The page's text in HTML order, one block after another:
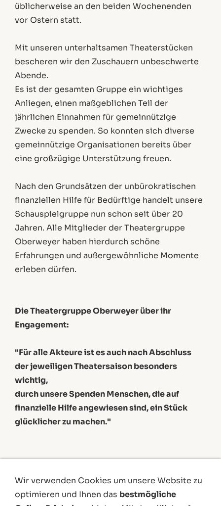
üblicherweise an den beiden Wochenenden
vor Ostern statt.
Mit unseren unterhaltsamen Theaterstücken
bescheren wir den Zuschauern unbeschwerte
Abende.
Es ist der gesamten Gruppe ein wichtiges
Anliegen, einen maßgeblichen Teil der
jährlichen Einnahmen für gemeinnützige
Zwecke zu spenden. So konnten sich diverse
gemeinnützige Organisationen bereits über
eine großzügige Unterstützung freuen.
Nach den Grundsätzen der unbürokratischen
finanziellen Hilfe für Bedürftige handelt unsere
Schauspielgruppe nun schon seit über 20
Jahren. Alle Mitglieder der Theatergruppe
Oberweyer haben hierdurch schöne
Erfahrungen und außergewöhnliche Momente
erleben dürfen.
Die Theatergruppe Oberweyer über ihr
Engagement:
"Für alle Akteure ist es auch nach Abschluss
der jeweiligen Theatersaison besonders
wichtig,
durch unsere Spenden Menschen, die auf
finanzielle Hilfe angewiesen sind, ein Stück
glücklicher zu machen."
Wir verwenden Cookies um unsere Website zu
optimieren und Ihnen das bestmögliche